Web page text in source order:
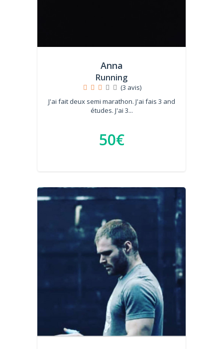
Anna
Running
(3 avis)
J'ai fait deux semi marathon. J'ai fais 3 and
études. J'ai 3...
50€